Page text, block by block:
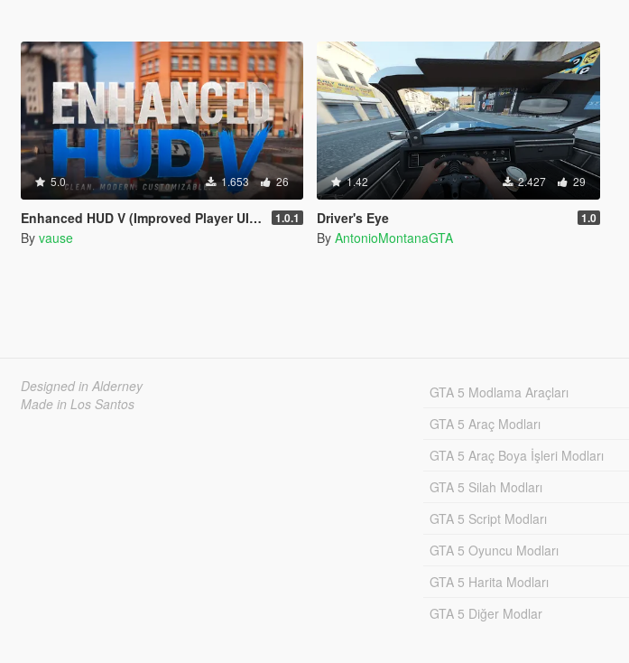
5.0 1.653 26
Enhanced HUD V (Improved Player UI, Speedometer & Built-in Turn Signals) 1.0.1
By vause
1.42 2.427 29
Driver's Eye 1.0
By AntonioMontanaGTA
Designed in Alderney
Made in Los Santos
GTA 5 Modlama Araçları
GTA 5 Araç Modları
GTA 5 Araç Boya İşleri Modları
GTA 5 Silah Modları
GTA 5 Script Modları
GTA 5 Oyuncu Modları
GTA 5 Harita Modları
GTA 5 Diğer Modlar